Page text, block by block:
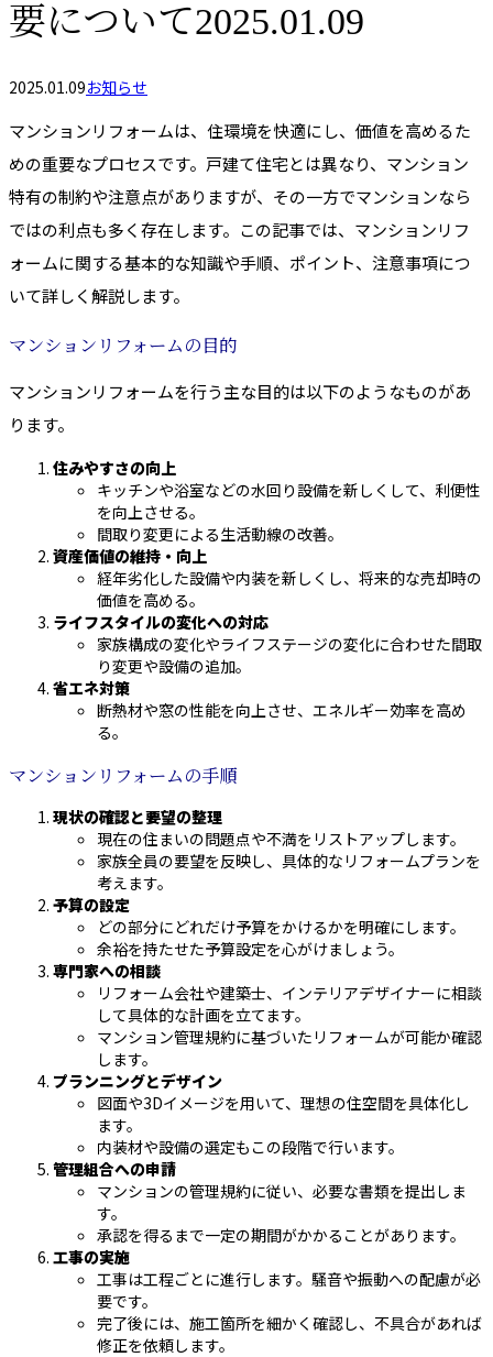
要について2025.01.09
2025.01.09お知らせ
マンションリフォームは、住環境を快適にし、価値を高めるた
めの重要なプロセスです。戸建て住宅とは異なり、マンション
特有の制約や注意点がありますが、その一方でマンションなら
ではの利点も多く存在します。この記事では、マンションリフ
ォームに関する基本的な知識や手順、ポイント、注意事項につ
いて詳しく解説します。
マンションリフォームの目的
マンションリフォームを行う主な目的は以下のようなものがあ
ります。
住みやすさの向上
キッチンや浴室などの水回り設備を新しくして、利便性
を向上させる。
間取り変更による生活動線の改善。
資産価値の維持・向上
経年劣化した設備や内装を新しくし、将来的な売却時の
価値を高める。
ライフスタイルの変化への対応
家族構成の変化やライフステージの変化に合わせた間取
り変更や設備の追加。
省エネ対策
断熱材や窓の性能を向上させ、エネルギー効率を高め
る。
マンションリフォームの手順
現状の確認と要望の整理
現在の住まいの問題点や不満をリストアップします。
家族全員の要望を反映し、具体的なリフォームプランを
考えます。
予算の設定
どの部分にどれだけ予算をかけるかを明確にします。
余裕を持たせた予算設定を心がけましょう。
専門家への相談
リフォーム会社や建築士、インテリアデザイナーに相談
して具体的な計画を立てます。
マンション管理規約に基づいたリフォームが可能か確認
します。
プランニングとデザイン
図面や3Dイメージを用いて、理想の住空間を具体化し
ます。
内装材や設備の選定もこの段階で行います。
管理組合への申請
マンションの管理規約に従い、必要な書類を提出しま
す。
承認を得るまで一定の期間がかかることがあります。
工事の実施
工事は工程ごとに進行します。騒音や振動への配慮が必
要です。
完了後には、施工箇所を細かく確認し、不具合があれば
修正を依頼します。